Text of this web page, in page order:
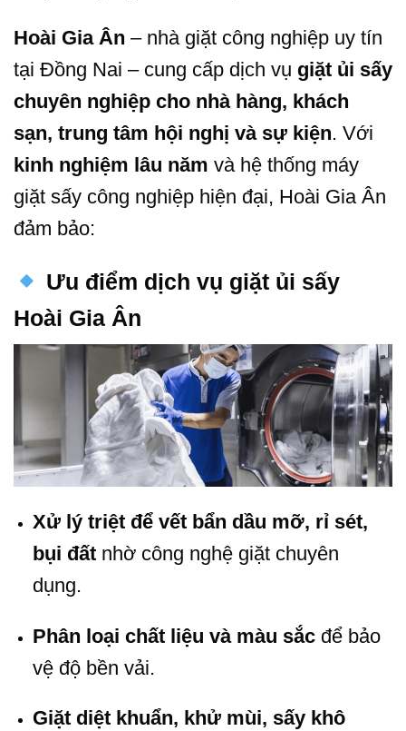
Hoài Gia Ân – nhà giặt công nghiệp uy tín
tại Đồng Nai – cung cấp dịch vụ giặt ủi sấy
chuyên nghiệp cho nhà hàng, khách
sạn, trung tâm hội nghị và sự kiện. Với
kinh nghiệm lâu năm và hệ thống máy
giặt sấy công nghiệp hiện đại, Hoài Gia Ân
đảm bảo:
Ưu điểm dịch vụ giặt ủi sấy
Hoài Gia Ân
Xử lý triệt để vết bẩn dầu mỡ, rỉ sét,
bụi đấtnhờ công nghệ giặt chuyên
dụng.
Phân loại chất liệu và màu sắcđể bảo
vệ độ bền vải.
Giặt diệt khuẩn, khử mùi, sấy khô